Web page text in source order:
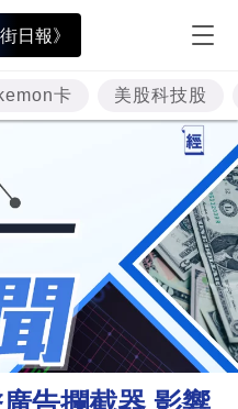
日報》
卡 美股科技股